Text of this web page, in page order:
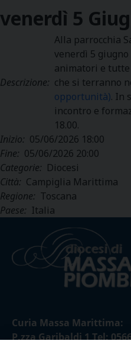
venerdì 5
Descrizione:
Alla parrocchia
venerdì 5
animatori e
che si terranno
opportunità). In
incontro e
18.00.
Inizio: 05/06/2026 18:00
Fine: 05/06/2026 20:00
Categorie: Diocesi
Città: Campiglia Marittima
Regione: Toscana
Paese: Italia
Curia Massa Marittima:
P.zza Garibaldi 1 Tel: